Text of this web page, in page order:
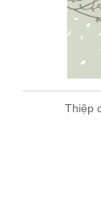
Thiệp